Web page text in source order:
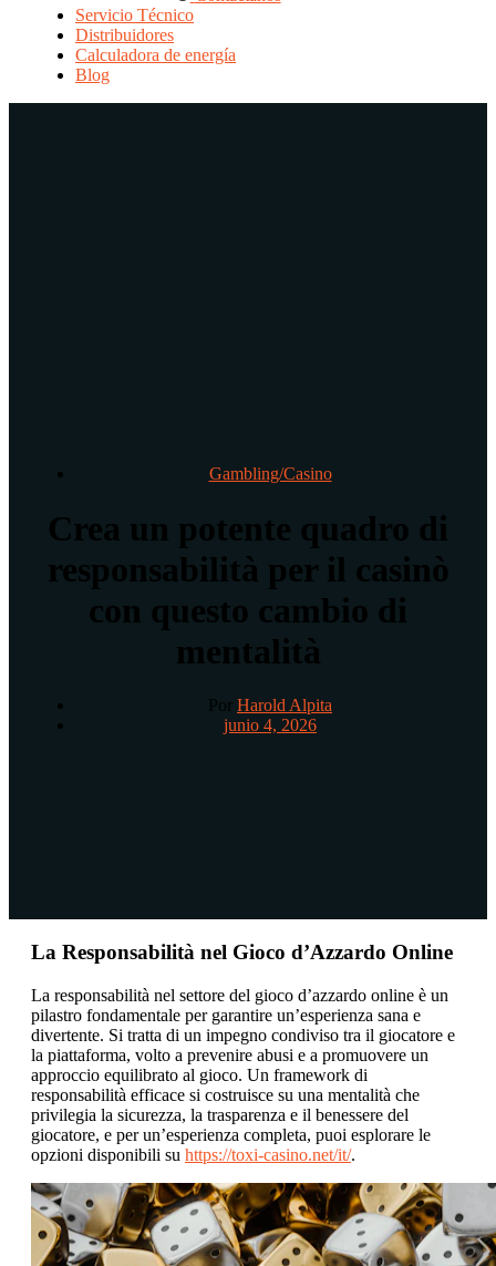
Servicio Técnico
Distribuidores
Calculadora de energía
Blog
Gambling/Casino
Crea un potente quadro di
responsabilità per il casinò
con questo cambio di
mentalità
Por Harold Alpita
junio 4, 2026
La Responsabilità nel Gioco d’Azzardo Online
La responsabilità nel settore del gioco d’azzardo online è un
pilastro fondamentale per garantire un’esperienza sana e
divertente. Si tratta di un impegno condiviso tra il giocatore e
la piattaforma, volto a prevenire abusi e a promuovere un
approccio equilibrato al gioco. Un framework di
responsabilità efficace si costruisce su una mentalità che
privilegia la sicurezza, la trasparenza e il benessere del
giocatore, e per un’esperienza completa, puoi esplorare le
opzioni disponibili su https://toxi-casino.net/it/.